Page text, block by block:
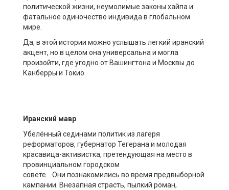
политической жизни, неумолимые законы хайпаи
фатальное одиночество индивида в глобальном
мире.
Да, в этой истории можно услышать легкий иранский
акцент, но в целом она универсальна и могла
произойти, где угодно от Вашингтона и Москвы до
Канберры и Токио.
Иранский мавр
Убелённый сединами политик из лагеря
реформаторов, губернатор Тегерана и молодая
красавица-активистка, претендующая на место в
провинциальном городском
совете… Они познакомились во время предвыборной
кампании. Внезапная страсть, пылкий роман,